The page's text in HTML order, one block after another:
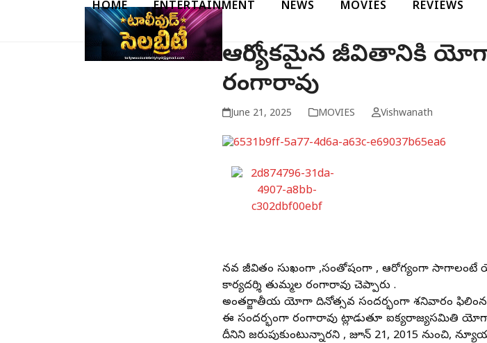
HOME ENTERTAINMENT NEWS MOVIES REVIEWS
ఆరోగ్యకమైన జీవితానికి యోగా
రంగారావు
June 21, 2025 MOVIES Vishwanath
మానవ జీవితం సుఖంగా ,సంతోషంగా , ఆరోగ్యంగా
కార్యదర్శి తుమ్మల రంగారావు చెప్పారు .
అంతర్జాతీయ యోగా దినోత్సవ సందర్భంగా శనివారం
ఈ సందర్భంగా రంగారావు మాట్లాడుతూ ఐక్యరాజ్యసమితి
దీనిని జరుపుకుంటున్నారని , జూన్ 21, 2015 నుంచి,